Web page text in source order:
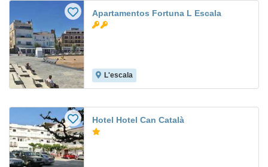
Apartamentos Fortuna L Escala
L'escala
Hotel Hotel Can Català